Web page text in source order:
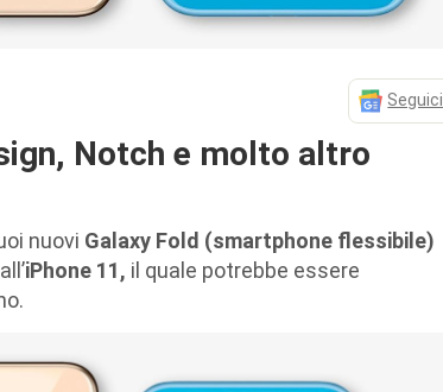
Seguici
Notch e molto altro
nuovi Galaxy Fold (smartphone flessibile)
iPhone 11, il quale potrebbe essere